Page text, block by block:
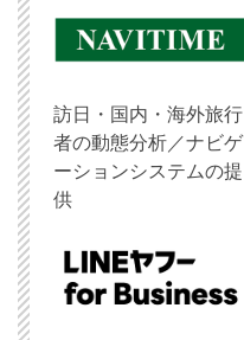
訪日・国内・海外旅行
者の動態分析／ナビゲ
ーションシステムの提
供